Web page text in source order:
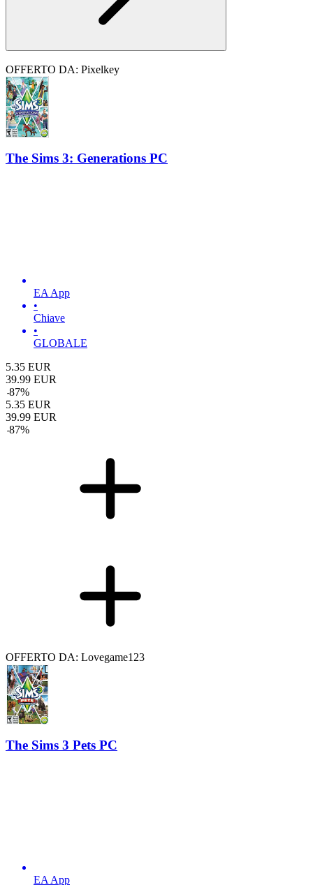
OFFERTO DA: Pixelkey
The Sims 3: Generations PC
EA App
•
Chiave
•
GLOBALE
5.35 EUR
39.99 EUR
-87%
5.35 EUR
39.99 EUR
-87%
OFFERTO DA: Lovegame123
The Sims 3 Pets PC
EA App